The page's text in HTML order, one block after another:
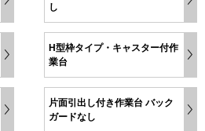
し
H型枠タイプ・キャスター付作
業台
片面引出し付き作業台 バック
ガードなし